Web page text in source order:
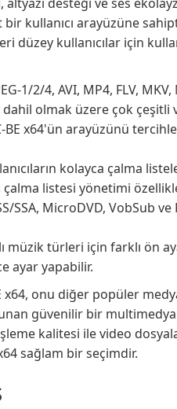
kullanıcı arayüzüne
düzey kullanıcılar için
1/2/4, AVI, MP4, FLV,
dahil olmak üzere çok çeşitli
BE x64'ün arayüzünü
kolayca çalma
çalma listesi yönetimi
SSA, MicroDVD, VobSub
müzik türleri için farklı ön
ayar yapabilir.
x64, onu diğer popüler
güvenilir bir multimedya
kalitesi ile video
sağlam bir seçimdir.